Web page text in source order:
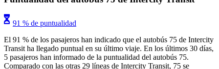
91 % de puntualidad
El 91 % de los pasajeros han indicado que el autobús 75 de Intercity
Transit ha llegado puntual en su último viaje. En los últimos 30 días,
5 pasajeros han informado de la puntualidad del autobús 75.
Comparado con las otras 29 líneas de Intercity Transit, 75 se